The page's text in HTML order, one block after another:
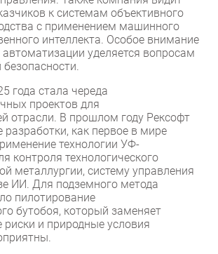
к системам объективного
с применением машинного
интеллекта. Особое внимание
уделяется вопросам
года стала череда
проектов для
отрасли. В прошлом году Рексофт
разработки, как первое в мире
технологии УФ-
контроля технологического
металлургии, систему управления
ИИ. Для подземного метода
пилотирование
бутобоя, который заменяет
риски и природные условия